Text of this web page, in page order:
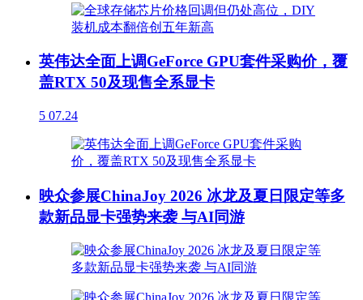
英伟达全面上调GeForce GPU套件采购价，覆
盖RTX 50及现售全系显卡
5 07.24
映众参展ChinaJoy 2026 冰龙及夏日限定等多
款新品显卡强势来袭 与AI同游